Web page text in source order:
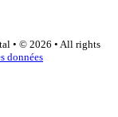
• © 2026 • All rights
données